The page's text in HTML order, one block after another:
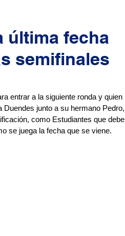
última fecha
semifinales
entrar a la siguiente ronda y quien
junto a su hermano Pedro,
como Estudiantes que debe
se juega la fecha que se viene.